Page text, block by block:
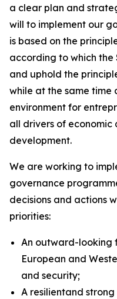
a clear plan and
will to implement our
is based on the
according to which
and uphold the
while at the same
environment for
all drivers of
development.
We are working to
governance
decisions and actions
priorities:
An outward-looking
European and
and security;
A resilientand